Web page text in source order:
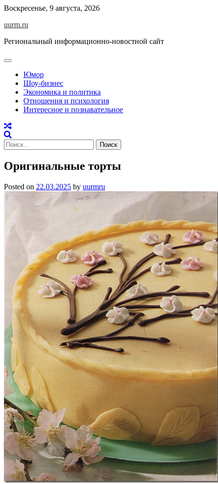
Skip
content
Воскресенье, 9 августа, 2026
uurm.ru
Региональный информационно-новостной сайт
Юмор
Шоу-бизнес
Экономика и политика
Отношения и психология
Интересное и познавательное
Найти:
Оригинальные торты
Posted on 22.03.2025 by uurmru